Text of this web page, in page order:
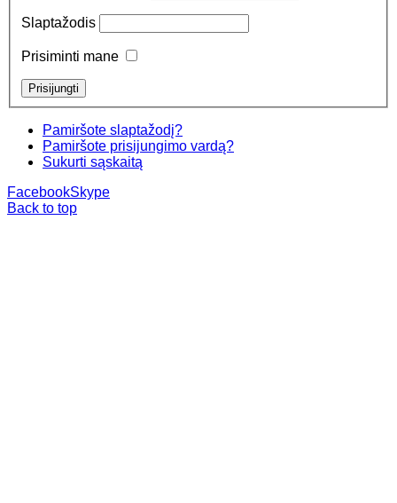
Slaptažodis
Prisiminti mane
Pamiršote slaptažodį?
Pamiršote prisijungimo vardą?
Sukurti sąskaitą
FacebookSkype
Back to top